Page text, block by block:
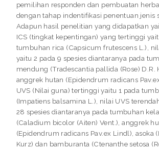
pemilihan responden dan pembuatan
dengan tahap indentifikasi penentuan jenis
Adapun hasil penelitian yang didapatkan
ICS (tingkat kepentingan) yang tertinggi
tumbuhan rica (Capsicum frutescens L.),
yaitu 2 pada 9 spesies diantaranya pada
mendung (Tradescantia pallida (Rose) D.R.
anggrek hutan (Epidendrum radicans
UVS (Nilai guna) tertinggi yaitu 1 pada
(Impatiens balsamina L.), nilai UVS
28 spesies diantaranya pada tumbuhan
(Caladium bicolor (Aiten) Vent.), anggrek
(Epidendrum radicans Pav.ex Lindl), asoka
Kurz) dan bamburanta (Ctenanthe setosa